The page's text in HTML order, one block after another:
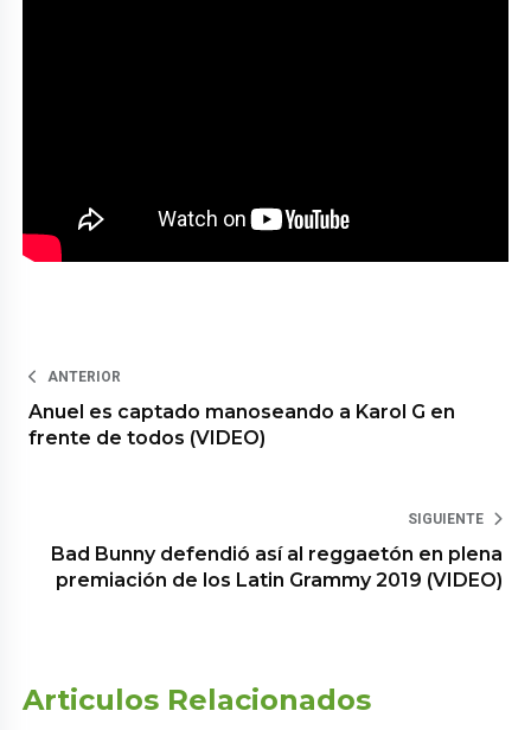
ANTERIOR
Anuel es captado manoseando a Karol G en
frente de todos (VIDEO)
SIGUIENTE
Bad Bunny defendió así al reggaetón en plena
premiación de los Latin Grammy 2019 (VIDEO)
Articulos Relacionados